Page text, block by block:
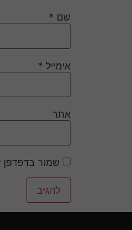
שם *
אימייל *
אתר
שמור בדפדפן